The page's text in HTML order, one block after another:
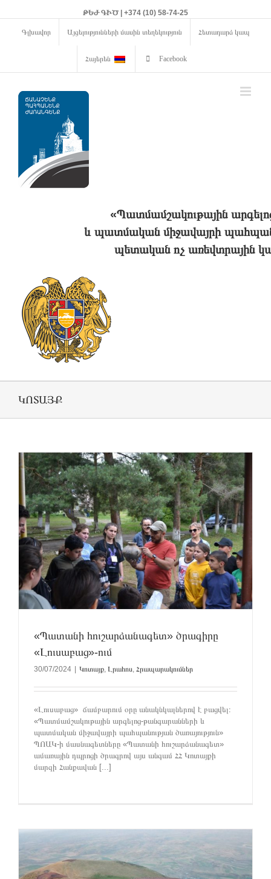
ԹԵԺ ԳԻԾ | +374 (10) 58-74-25
Գլխավոր Այցելությունների մասին տեղեկություն Հետադարձ կապ
Հայերեն Facebook
«Պատմամշակութային
և պատմական միջավայրի
պետական ոչ առեվտրային
ԿՈՏԱՅՔ
«Պատանի հուշարձանագետ» ծրագիրը
«Լուսաբաց»-ում
30/07/2024 | Կոտայք Լրահոս Հրապարակումներ
«Լուսաբաց» ճամբարում օրը անակնկալներով է բացվել։
«Պատմամշակութային արգելոց-թանգարանների և
պատմական միջավայրի պահպանության ծառայություն»
ՊՈԱԿ-ի մասնագետները «Պատանի հուշարձանագետ»
ամառային դպրոցի ծրագրով այս անգամ ՀՀ Կոտայքի
մարզի Հանքավան [...]